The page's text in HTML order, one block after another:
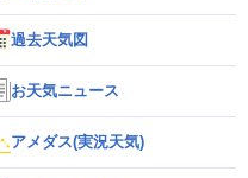
過去天気図
お天気ニュース
アメダス(実況天気)